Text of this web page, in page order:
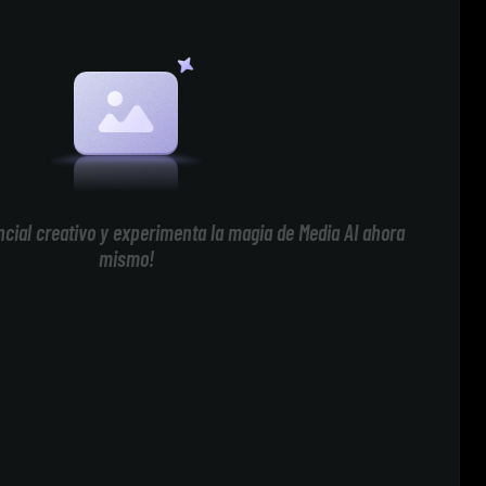
creativo y experimenta la magia de Media AI ahora
mismo!